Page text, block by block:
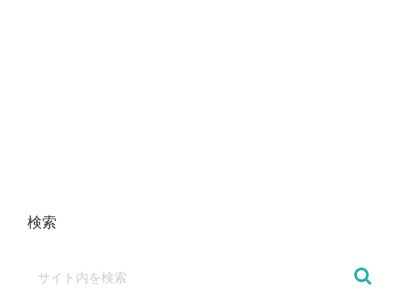
検索